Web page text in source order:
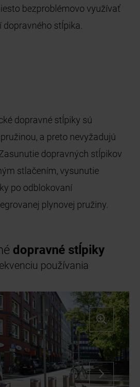
bezproblémovo využívať
stĺpika.
dopravné stĺpiky sú
a preto nevyžadujú
dopravných stĺpikov
stlačením, vysunutie
po odblokovaní
plynovej pružiny.
dopravné stĺpiky
používania